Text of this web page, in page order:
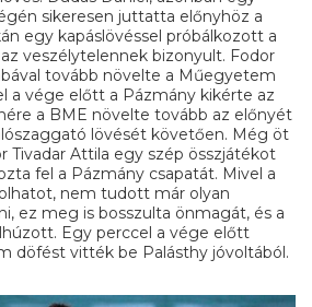
sikeresen juttatta előnyhöz a
egy kapáslövéssel próbálkozott a
veszélytelennek bizonyult. Fodor
tovább növelte a Műegyetem
a vége előtt a Pázmány kikérte az
a BME növelte tovább az előnyét
lövését követően. Még öt
Tivadar Attila egy szép összjátékot
fel a Pázmány csapatát. Mivel a
nem tudott már olyan
ez meg is bosszulta önmagát, és a
Egy perccel a vége előtt
döfést vitték be Palásthy jóvoltából.